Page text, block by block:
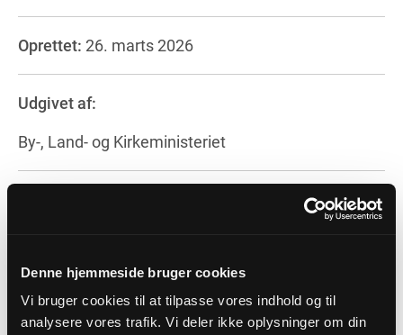
Denne hjemmeside bruger cookies
Vi bruger cookies til at tilpasse vores indhold og til
analysere vores trafik. Vi deler ikke oplysninger om din
Oprettet: 26. marts 2026
Udgivet af:
By-, Land- og Kirkeministeriet
Folkekirkens økonomi - konsoliderede tal 2013-2024